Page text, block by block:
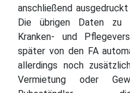
anschließend
Die übrigen Daten zu
Kranken- und
später von den FA
allerdings noch
Vermietung oder